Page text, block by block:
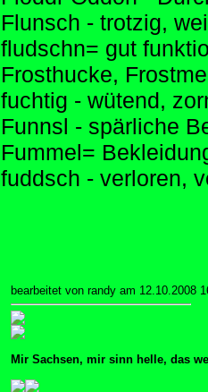
Flunsch - trotzig,
fludschn= gut
Frosthucke,
fuchtig - wütend,
Funnsl - spärliche
Fummel=
fuddsch - verloren,
bearbeitet von randy am 12.10.2008
Mir Sachsen, mir sinn helle, das